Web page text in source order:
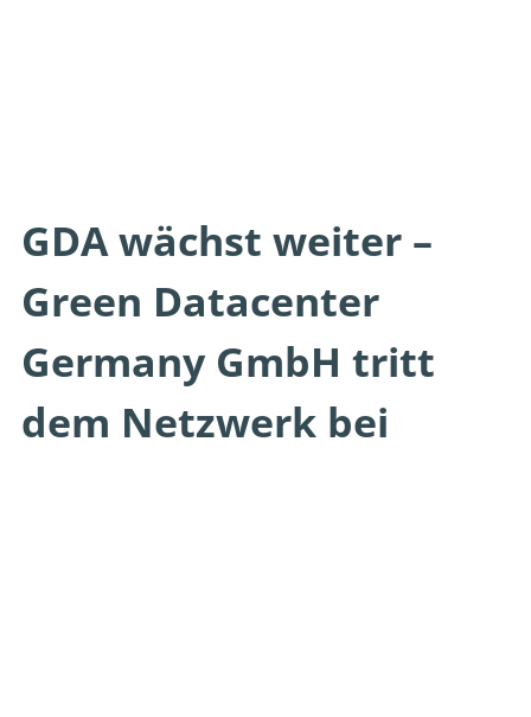
GDA wächst weiter –
Green Datacenter
Germany GmbH tritt
dem Netzwerk bei